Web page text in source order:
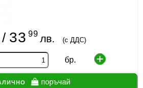
/ 33 99 лв. (с ДДС)
бр.
поръчай